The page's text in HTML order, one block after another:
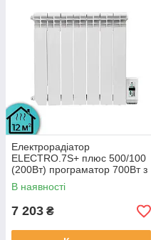
Електрорадіатор
ELECTRO.7S+ плюс 500/100
(200Вт) програматор 700Вт з
настінними кріпленнями
В наявності
7 203 ₴